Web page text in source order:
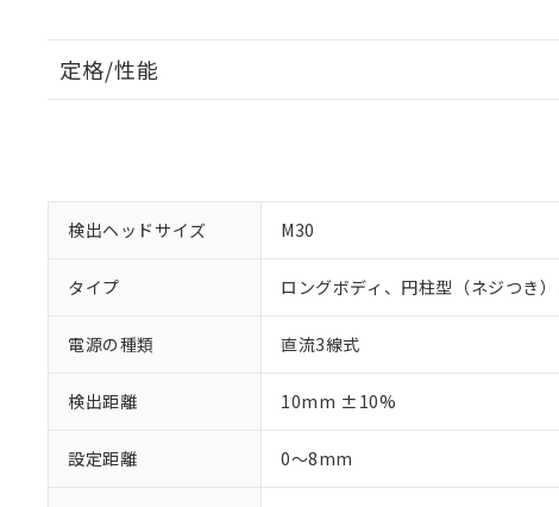
定格/性能
検出ヘッドサイズ M30
タイプ ロングボディ、円柱型（ネジつき
電源の種類 直流3線式
検出距離 10mm ±10%
設定距離 0～8mm